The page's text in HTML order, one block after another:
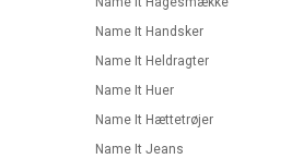
Name It Handsker
Name It Heldragter
Name It Huer
Name It Hættetrøjer
Name It Jeans